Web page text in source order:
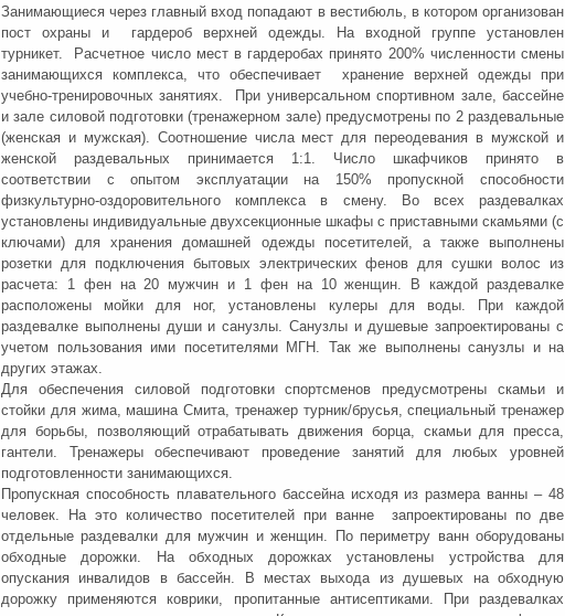
Занимающиеся через главный вход попадают в вестибюль, в котором организован
пост охраны и гардероб верхней одежды. На входной группе установлен
турникет. Расчетное число мест в гардеробах принято 200% численности смены
занимающихся комплекса, что обеспечивает хранение верхней одежды при
учебно-тренировочных занятиях. При универсальном спортивном зале, бассейне
и зале силовой подготовки (тренажерном зале) предусмотрены по 2 раздевальные
(женская и мужская). Соотношение числа мест для переодевания в мужской и
женской раздевальных принимается 1:1. Число шкафчиков принято в
соответствии с опытом эксплуатации на 150% пропускной способности
физкультурно-оздоровительного комплекса в смену. Во всех раздевалках
установлены индивидуальные двухсекционные шкафы с приставными скамьями (с
ключами) для хранения домашней одежды посетителей, а также выполнены
розетки для подключения бытовых электрических фенов для сушки волос из
расчета: 1 фен на 20 мужчин и 1 фен на 10 женщин. В каждой раздевалке
расположены мойки для ног, установлены кулеры для воды. При каждой
раздевалке выполнены души и санузлы. Санузлы и душевые запроектированы с
учетом пользования ими посетителями МГН. Так же выполнены санузлы и на
других этажах.
Для обеспечения силовой подготовки спортсменов предусмотрены скамьи и
стойки для жима, машина Смита, тренажер турник/брусья, специальный тренажер
для борьбы, позволяющий отрабатывать движения борца, скамьи для пресса,
гантели. Тренажеры обеспечивают проведение занятий для любых уровней
подготовленности занимающихся.
Пропускная способность плавательного бассейна исходя из размера ванны – 48
человек. На это количество посетителей при ванне запроектированы по две
отдельные раздевалки для мужчин и женщин. По периметру ванн оборудованы
обходные дорожки. На обходных дорожках установлены устройства для
опускания инвалидов в бассейн. В местах выхода из душевых на обходную
дорожку применяются коврики, пропитанные антисептиками. При раздевалках